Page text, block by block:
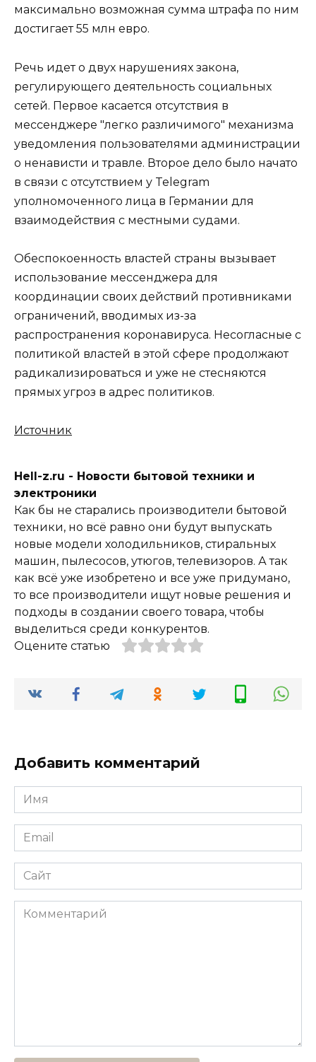
максимально возможная сумма штрафа по ним
достигает 55 млн евро.
Речь идет о двух нарушениях закона,
регулирующего деятельность социальных
сетей. Первое касается отсутствия в
мессенджере "легко различимого" механизма
уведомления пользователями администрации
о ненависти и травле. Второе дело было начато
в связи с отсутствием у Telegram
уполномоченного лица в Германии для
взаимодействия с местными судами.
Обеспокоенность властей страны вызывает
использование мессенджера для
координации своих действий противниками
ограничений, вводимых из-за
распространения коронавируса. Несогласные с
политикой властей в этой сфере продолжают
радикализироваться и уже не стесняются
прямых угроз в адрес политиков.
Источник
Hell-z.ru - Новости бытовой техники и
электроники
Как бы не старались производители бытовой
техники, но всё равно они будут выпускать
новые модели холодильников, стиральных
машин, пылесосов, утюгов, телевизоров. А так
как всё уже изобретено и все уже придумано,
то все производители ищут новые решения и
подходы в создании своего товара, чтобы
выделиться среди конкурентов.
Оцените статью
Добавить комментарий
Имя
*
Email
*
Сайт
Комментарий